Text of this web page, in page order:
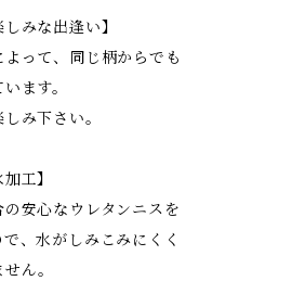
みな出逢い】
って、同じ柄からでも
ます。
み下さい。
工】
安心なウレタンニスを
、水がしみこみにくく
ん。